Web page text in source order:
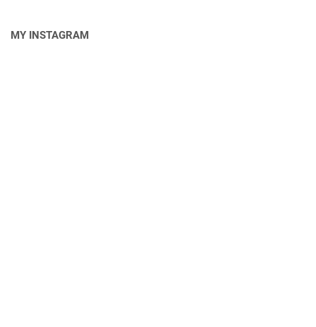
MY INSTAGRAM